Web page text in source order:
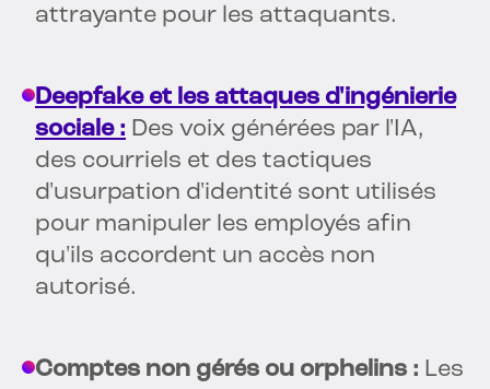
attrayante pour les attaquants.
Deepfake et les attaques d'ingénierie
sociale : Des voix générées par l'IA,
des courriels et des tactiques
d'usurpation d'identité sont utilisés
pour manipuler les employés afin
qu'ils accordent un accès non
autorisé.
Comptes non gérés ou orphelins : Les